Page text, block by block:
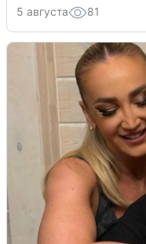
5 августа 81